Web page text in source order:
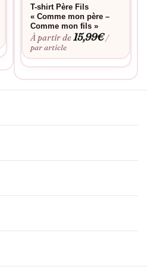
T-shirt Père Fils
« Comme mon père –
Comme mon fils »
À partir de15,99€ /
par article